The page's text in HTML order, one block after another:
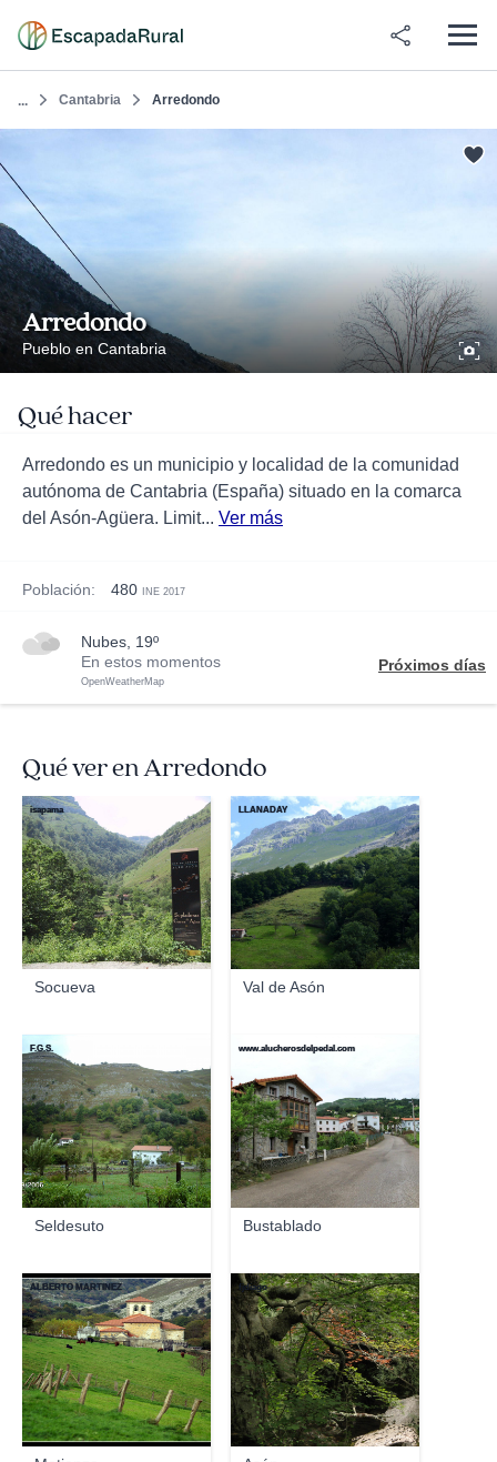
... Cantabria Arredondo
Arredondo
Pueblo en Cantabria
Qué hacer
Arredondo es un municipio y localidad de la comunidad
autónoma de Cantabria (España) situado en la comarca
del Asón-Agüera. Limit... Ver más
Población: 480 INE 2017
nubes, 19º
En estos momentos
OpenWeatherMap
Próximos días
Qué ver en Arredondo
Socueva
isapama
Val de Asón
LLANADAY
Seldesuto
F.G.S.
Bustablado
www.alucherosdelpedal.com
ALBERTO MARTÍNEZ fjdiago